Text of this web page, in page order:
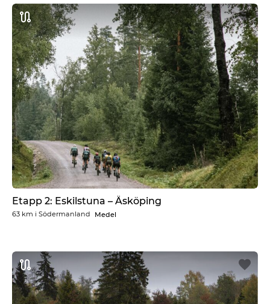
Etapp 2: Eskilstuna – Äsköping
63 km i Södermanland Medel